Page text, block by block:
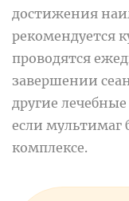
достижения
рекомендуется
проводятся
завершении
другие
если мультимаг
комплексе.